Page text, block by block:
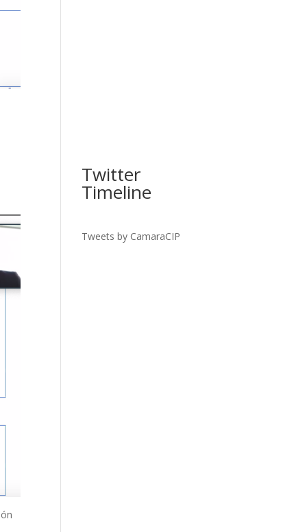
Twitter
Timeline
Tweets by CamaraCIP